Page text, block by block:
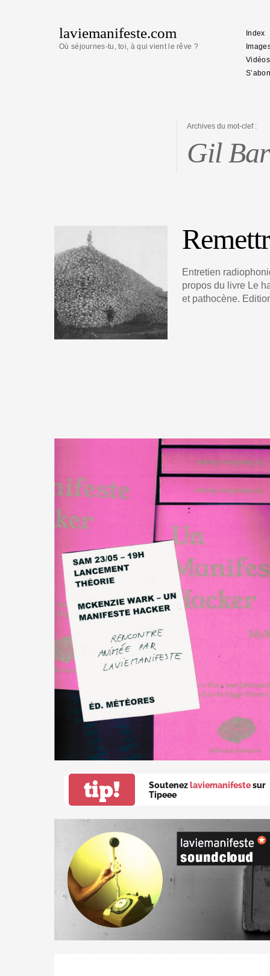
laviemanifeste.com
Où séjournes-tu, toi, à qui vient le rêve ?
Index
Vidéos
Archives du mot-clef :
Gil
Entretien
propos du livre Le
et pathocène.
tip! Soutenez laviemanifestesur
Tipeee